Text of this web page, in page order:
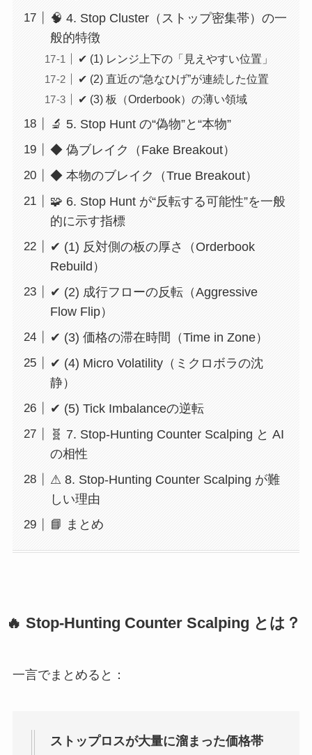
🧠 4. Stop Cluster（ストップ密集帯）の一
般的特徴
✔ (1) レンジ上下の「見えやすい位置」
✔ (2) 直近の“急なひげ”が連続した位置
✔ (3) 板（Orderbook）の薄い領域
🔬 5. Stop Hunt の“偽物”と“本物”
◆ 偽ブレイク（Fake Breakout）
◆ 本物のブレイク（True Breakout）
🧩 6. Stop Hunt が“反転する可能性”を一般
的に示す指標
✔ (1) 反対側の板の厚さ（Orderbook
Rebuild）
✔ (2) 成行フローの反転（Aggressive
Flow Flip）
✔ (3) 価格の滞在時間（Time in Zone）
✔ (4) Micro Volatility（ミクロボラの沈
静）
✔ (5) Tick Imbalanceの逆転
🧬 7. Stop-Hunting Counter Scalping と AI
の相性
⚠ 8. Stop-Hunting Counter Scalping が難
しい理由
📘 まとめ
🔥 Stop-Hunting Counter Scalping とは？
一言でまとめると：
ストップロスが大量に溜まった価格帯